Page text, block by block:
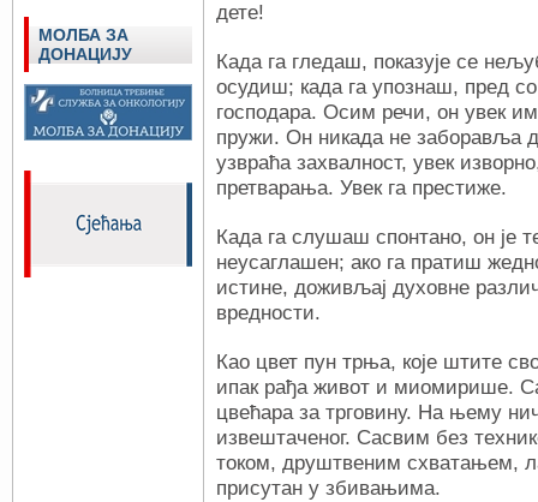
дете!
Када га гледаш, показује се
осудиш; када га упознаш, пред
господара. Осим речи, он увек
пружи. Он никада не заборавља
узвраћа захвалност, увек
претварања. Увек га престиже.
Када га слушаш спонтано, он је
неусаглашен; ако га пратиш
истине, доживљај духовне
вредности.
Као цвет пун трња, које штите
ипак рађа живот и миомирише.
цвећара за трговину. На њему
извештаченог. Сасвим без
током, друштвеним схватањем,
присутан у збивањима.
МОЛБА ЗА
ДОНАЦИЈУ